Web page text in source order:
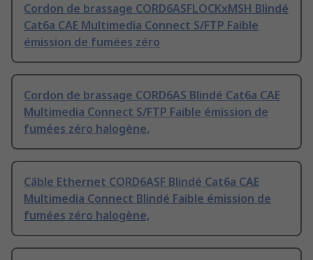
Cordon de brassage CORD6ASFLOCKxMSH Blindé
Cat6a CAE Multimedia Connect S/FTP Faible
émission de fumées zéro
Cordon de brassage CORD6AS Blindé Cat6a CAE
Multimedia Connect S/FTP Faible émission de
fumées zéro halogène,
Câble Ethernet CORD6ASF Blindé Cat6a CAE
Multimedia Connect Blindé Faible émission de
fumées zéro halogène,